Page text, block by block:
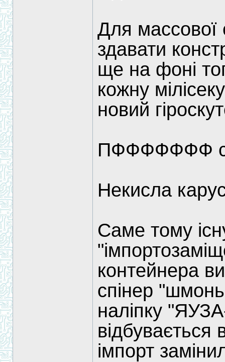
Для массової
здавати
ще на фоні
кожну
новий
ПФФФФФФФ
Некисла
Саме тому
контейнера
спінер
наліпку
відбувається
імпорт